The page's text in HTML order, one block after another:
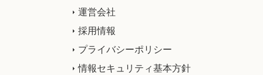
運営会社
採用情報
プライバシーポリシー
情報セキュリティ基本方針